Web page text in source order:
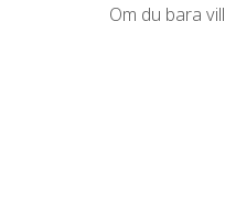
Om du bara vill